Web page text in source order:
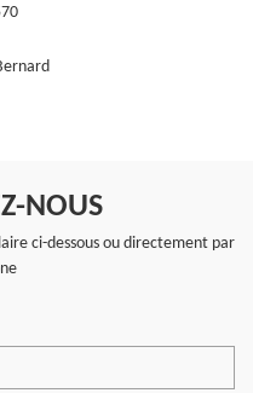
NOUS
ci-dessous ou directement par